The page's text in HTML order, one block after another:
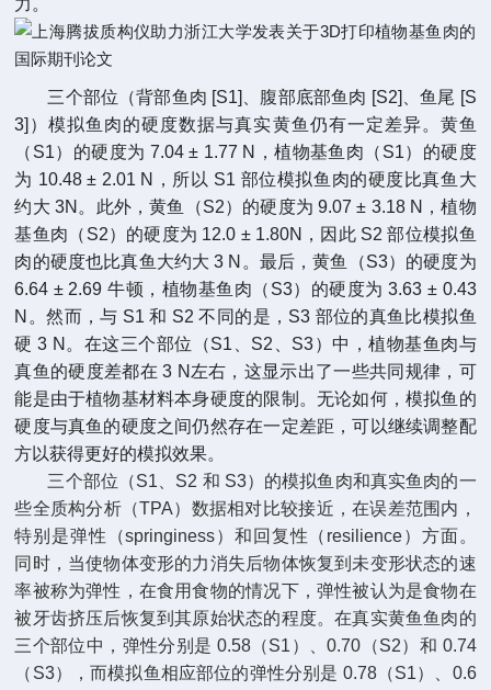
力。
三个部位（背部鱼肉 [S1]、腹部底部鱼肉 [S2]、鱼尾 [S
3]）模拟鱼肉的硬度数据与真实黄鱼仍有一定差异。黄鱼
（S1）的硬度为 7.04 ± 1.77 N，植物基鱼肉（S1）的硬度
为 10.48 ± 2.01 N，所以 S1 部位模拟鱼肉的硬度比真鱼大
约大 3N。此外，黄鱼（S2）的硬度为 9.07 ± 3.18 N，植物
基鱼肉（S2）的硬度为 12.0 ± 1.80N，因此 S2 部位模拟鱼
肉的硬度也比真鱼大约大 3 N。最后，黄鱼（S3）的硬度为
6.64 ± 2.69 牛顿，植物基鱼肉（S3）的硬度为 3.63 ± 0.43
N。然而，与 S1 和 S2 不同的是，S3 部位的真鱼比模拟鱼
硬 3 N。在这三个部位（S1、S2、S3）中，植物基鱼肉与
真鱼的硬度差都在 3 N左右，这显示出了一些共同规律，可
能是由于植物基材料本身硬度的限制。无论如何，模拟鱼的
硬度与真鱼的硬度之间仍然存在一定差距，可以继续调整配
方以获得更好的模拟效果。
三个部位（S1、S2 和 S3）的模拟鱼肉和真实鱼肉的一
些全质构分析（TPA）数据相对比较接近，在误差范围内，
特别是弹性（springiness）和回复性（resilience）方面。
同时，当使物体变形的力消失后物体恢复到未变形状态的速
率被称为弹性，在食用食物的情况下，弹性被认为是食物在
被牙齿挤压后恢复到其原始状态的程度。在真实黄鱼鱼肉的
三个部位中，弹性分别是 0.58（S1）、0.70（S2）和 0.74
（S3），而模拟鱼相应部位的弹性分别是 0.78（S1）、0.6